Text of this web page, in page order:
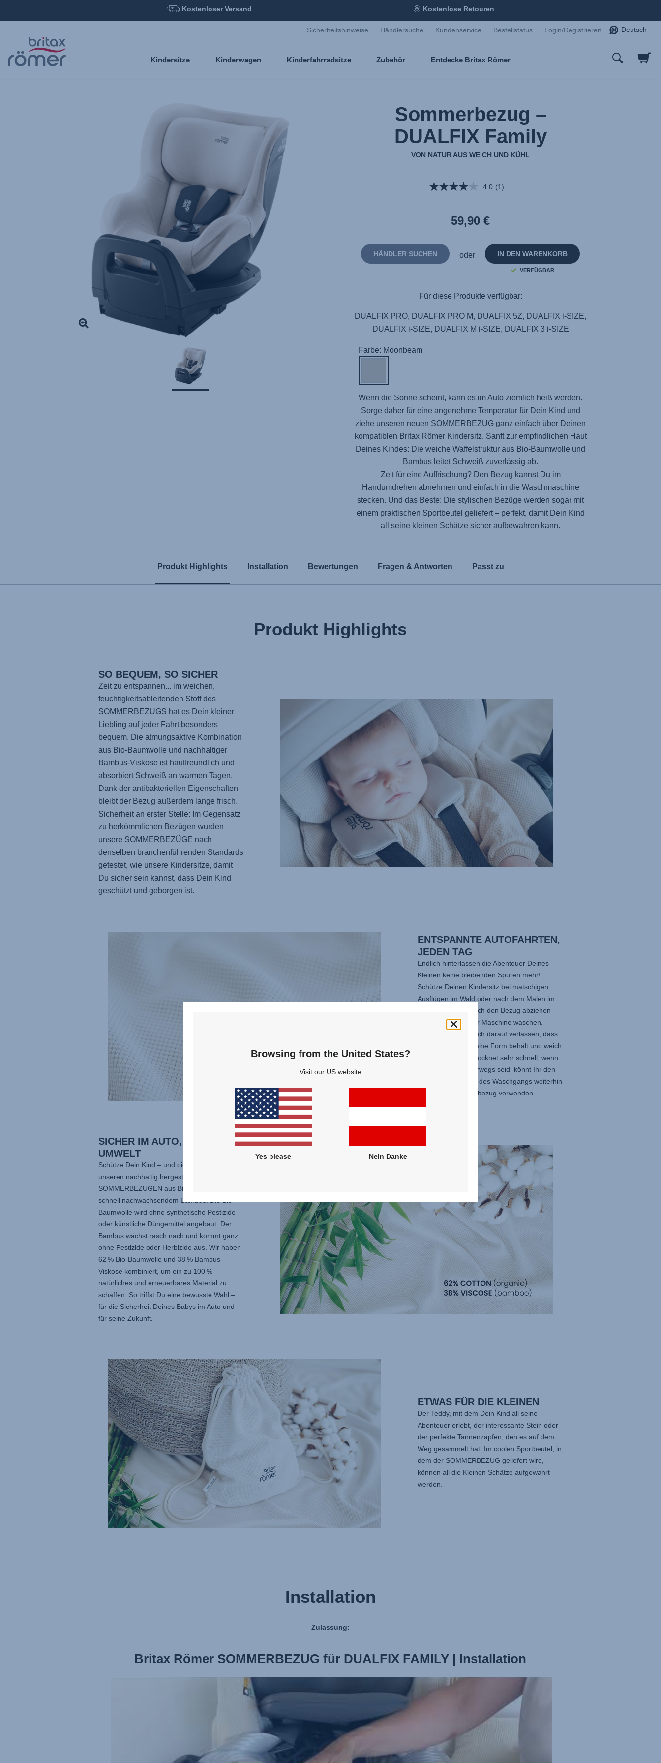
Hauptinhalt
springen
Kostenloser Versand Kostenlose Retouren
Sicherheitshinweise Händlersuche Kundenservice Bestellstatus Login/Registrieren Deutsch
Kindersitze Kinderwagen Kinderfahrradsitze Zubehör Entdecke Britax Römer
Sommerbezug –
DUALFIX Family
VON NATUR AUS WEICH UND KÜHL
4.0 Bewertung
(1)
59,90 €
IN DEN WARENKORB
VERFÜGBAR
oder
HÄNDLER SUCHEN
Für diese Produkte verfügbar:
DUALFIX PRO, DUALFIX PRO M, DUALFIX 5Z, DUALFIX i-SIZE,
DUALFIX i-SIZE, DUALFIX M i-SIZE, DUALFIX 3 i-SIZE
Farbe: Moonbeam
Wenn die Sonne scheint, kann es im Auto ziemlich heiß werden.
Sorge daher für eine angenehme Temperatur für Dein Kind und
ziehe unseren neuen SOMMERBEZUG ganz einfach über Deinen
kompatiblen Britax Römer Kindersitz. Sanft zur empfindlichen Haut
Deines Kindes: Die weiche Waffelstruktur aus Bio-Baumwolle und
Bambus leitet Schweiß zuverlässig ab.
Zeit für eine Auffrischung? Den Bezug kannst Du im
Handumdrehen abnehmen und einfach in die Waschmaschine
stecken. Und das Beste: Die stylischen Bezüge werden sogar mit
einem praktischen Sportbeutel geliefert – perfekt, damit Dein Kind
all seine kleinen Schätze sicher aufbewahren kann.
Produkt Highlights Installation Bewertungen Fragen & Antworten Passt zu
Produkt Highlights
SO BEQUEM, SO SICHER
Zeit zu entspannen... im weichen,
feuchtigkeitsableitenden Stoff des
SOMMERBEZUGS hat es Dein kleiner
Liebling auf jeder Fahrt besonders
bequem. Die atmungsaktive Kombination
aus Bio-Baumwolle und nachhaltiger
Bambus-Viskose ist hautfreundlich und
absorbiert Schweiß an warmen Tagen.
Dank der antibakteriellen Eigenschaften
bleibt der Bezug außerdem lange frisch.
Sicherheit an erster Stelle: Im Gegensatz
zu herkömmlichen Bezügen wurden
unsere SOMMERBEZÜGE nach
denselben branchenführenden Standards
getestet, wie unsere Kindersitze, damit
Du sicher sein kannst, dass Dein Kind
geschützt und geborgen ist.
ENTSPANNTE AUTOFAHRTEN,
JEDEN TAG
Endlich hinterlassen die Abenteuer Deines
Kleinen keine bleibenden Spuren mehr!
Schütze Deinen Kindersitz bei matschigen
Ausflügen im Wald oder nach dem Malen im
Kindergarten: Einfach den Bezug abziehen
und bei 30 °C in der Maschine waschen.
Dabei kannst Du Dich darauf verlassen, dass
der robuste Stoff seine Form behält und weich
bleibt. Der Bezug trocknet sehr schnell, wenn
Ihr jedoch viel unterwegs seid, könnt Ihr den
Kindersitz während des Waschgangs weiterhin
mit seinem Originalbezug verwenden.
SICHER IM AUTO, GUT ZUR
UMWELT
Schütze Dein Kind – und die Umwelt – mit
unseren nachhaltig hergestellten
SOMMERBEZÜGEN aus Bio-Baumwolle und
schnell nachwachsendem Bambus. Die Bio-
Baumwolle wird ohne synthetische Pestizide
oder künstliche Düngemittel angebaut. Der
Bambus wächst rasch nach und kommt ganz
ohne Pestizide oder Herbizide aus. Wir haben
62 % Bio-Baumwolle und 38 % Bambus-
Viskose kombiniert, um ein zu 100 %
natürliches und erneuerbares Material zu
schaffen. So triffst Du eine bewusste Wahl –
für die Sicherheit Deines Babys im Auto und
für seine Zukunft.
ETWAS FÜR DIE KLEINEN
Der Teddy, mit dem Dein Kind all seine
Abenteuer erlebt, der interessante Stein oder
der perfekte Tannenzapfen, den es auf dem
Weg gesammelt hat: Im coolen Sportbeutel, in
dem der SOMMERBEZUG geliefert wird,
können all die Kleinen Schätze aufgewahrt
werden.
Installation
Zulassung:
Britax Römer SOMMERBEZUG für DUALFIX FAMILY | Installation
Browsing from the United States?
Visit our US website
Yes please Nein Danke